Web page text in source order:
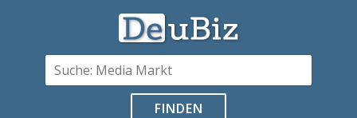
FINDEN